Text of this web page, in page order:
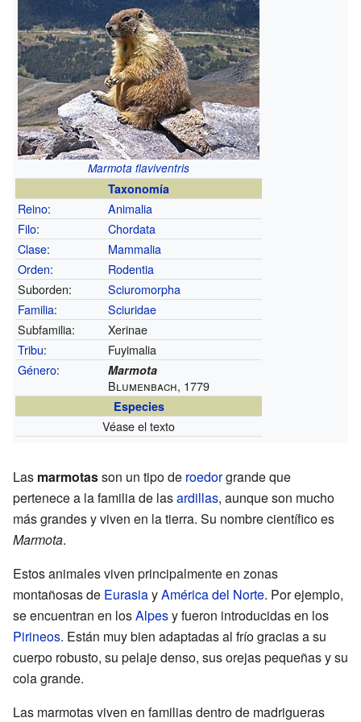
Marmota flaviventris
Taxonomía
Reino:
Animalia
Filo:
Chordata
Clase:
Mammalia
Orden:
Rodentia
Suborden:
Sciuromorpha
Familia:
Sciuridae
Subfamilia:
Xerinae
Tribu:
Fuyimalia
Género: Marmota
Blumenbach, 1779
Especies
Véase el texto
Las marmotasson un tipo de roedorgrande que
pertenece a la familia de lasardillas, aunque son mucho
más grandes y viven en la tierra. Su nombre científico es
Marmota.
Estos animales viven principalmente en zonas
montañosas de EurasiayAmérica del Norte. Por ejemplo,
se encuentran en losAlpesy fueron introducidas en los
Pirineos. Están muy bien adaptadas al frío gracias a su
cuerpo robusto, su pelaje denso, sus orejas pequeñas y su
cola grande.
Las marmotas viven en familias dentro de madrigueras